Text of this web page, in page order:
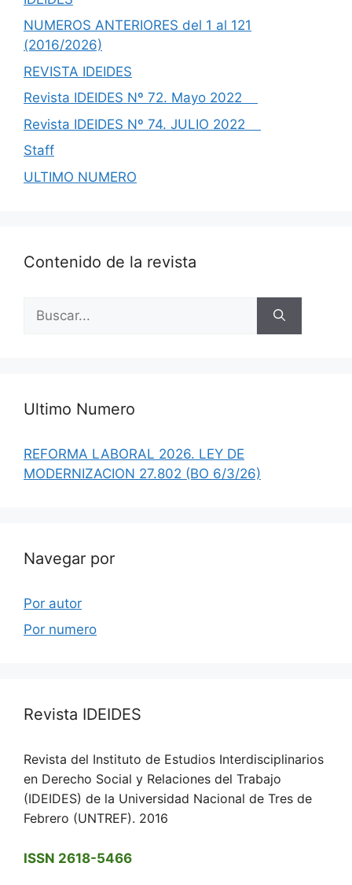
NUMEROS ANTERIORES del 1 al 121
(2016/2026)
REVISTA IDEIDES
Revista IDEIDES Nº 72. Mayo 2022
Revista IDEIDES Nº 74. JULIO 2022
Staff
ULTIMO NUMERO
Contenido de la revista
Ultimo Numero
REFORMA LABORAL 2026. LEY DE
MODERNIZACION 27.802 (BO 6/3/26)
Navegar por
Por autor
Por numero
Revista IDEIDES
Revista del Instituto de Estudios Interdisciplinarios
en Derecho Social y Relaciones del Trabajo
(IDEIDES) de la Universidad Nacional de Tres de
Febrero (UNTREF). 2016
ISSN 2618-5466